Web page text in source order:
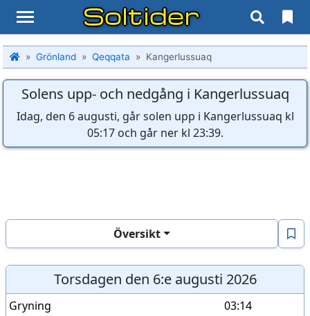
Soltider
Grönland Qeqqata Kangerlussuaq
Solens upp- och nedgång i Kangerlussuaq
Idag, den 6 augusti, går solen upp i Kangerlussuaq kl
05:17 och går ner kl 23:39.
Översikt
Torsdagen den 6:e augusti 2026
Gryning
03:14